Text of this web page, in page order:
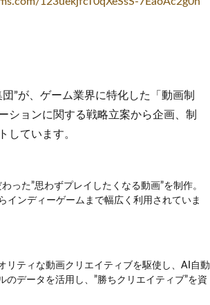
”が、ゲーム業界に特化した「動画制
ションに関する戦略立案から企画、制
しています。
った”思わずプレイしたくなる動画”を制作。
インディーゲームまで幅広く利用されていま
リティな動画クリエイティブを駆使し、AI自動
データを活用し、”勝ちクリエイティブ”を資